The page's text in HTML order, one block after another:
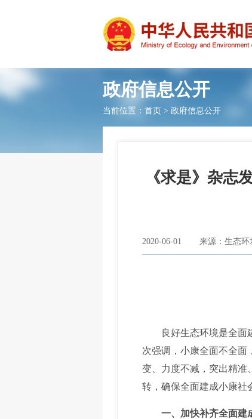
政府信息公开
当前位置： 首页 > 政府信息公开
《求是》杂志
2020-06-01 来源：生态环
良好生态环境是全面建
次强调，小康全面不全面
变、力度不减，突出精准
转，确保全面建成小康社
一、加快补齐全面建